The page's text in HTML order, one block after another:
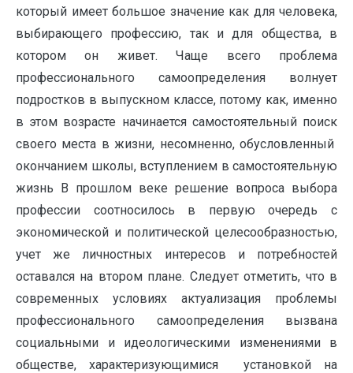
который имеет большое значение как для человека,
выбирающего профессию, так и для общества, в
котором он живет. Чаще всего проблема
профессионального самоопределения волнует
подростков в выпускном классе, потому как, именно
в этом возрасте начинается самостоятельный поиск
своего места в жизни, несомненно, обусловленный
окончанием школы, вступлением в самостоятельную
жизнь В прошлом веке решение вопроса выбора
профессии соотносилось в первую очередь с
экономической и политической целесообразностью,
учет же личностных интересов и потребностей
оставался на втором плане. Следует отметить, что в
современных условиях актуализация проблемы
профессионального самоопределения вызвана
социальными и идеологическими изменениями в
обществе, характеризующимися установкой на